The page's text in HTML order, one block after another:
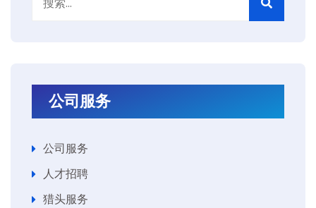
公司服务
公司服务
人才招聘
猎头服务